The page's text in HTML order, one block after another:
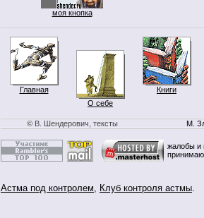
моя кнопка
Главная
О себе
Книги
© В. Шендерович, тексты М.
жалобы и
Астма под контролем, Клуб контроля астмы.